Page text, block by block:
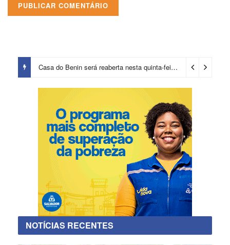
Casa do Benin será reaberta nesta quinta-feira (6) 3 dias ago
NOTÍCIAS RECENTES